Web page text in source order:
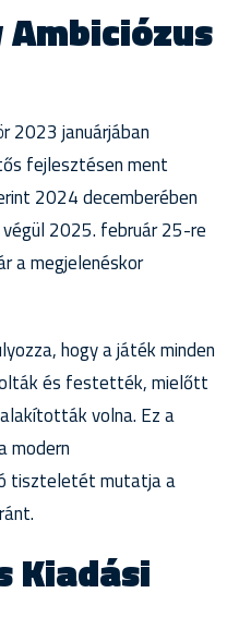
2023 januárjában
fejlesztésen ment
2024 decemberében
2025. február 25-re
a megjelenéskor
hogy a játék minden
és festették, mielőtt
volna. Ez a
modern
tiszteletét mutatja a
Kiadási